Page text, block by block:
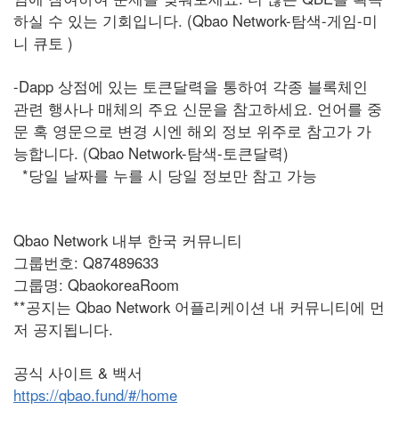
하실 수 있는 기회입니다. (Qbao Network-탐색-게임-미
니 큐토 )
-Dapp 상점에 있는 토큰달력을 통하여 각종 블록체인
관련 행사나 매체의 주요 신문을 참고하세요. 언어를 중
문 혹 영문으로 변경 시엔 해외 정보 위주로 참고가 가
능합니다. (Qbao Network-탐색-토큰달력)
*당일 날짜를 누를 시 당일 정보만 참고 가능
Qbao Network 내부 한국 커뮤니티
그룹번호: Q87489633
그룹명: QbaokoreaRoom
**공지는 Qbao Network 어플리케이션 내 커뮤니티에 먼
저 공지됩니다.
공식 사이트 & 백서
https://qbao.fund/#/home